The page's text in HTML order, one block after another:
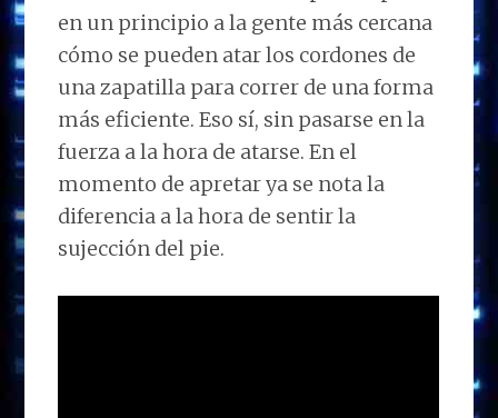
en un principio a la gente más cercana
cómo se pueden atar los cordones de
una zapatilla para correr de una forma
más eficiente. Eso sí, sin pasarse en la
fuerza a la hora de atarse. En el
momento de apretar ya se nota la
diferencia a la hora de sentir la
sujección del pie.